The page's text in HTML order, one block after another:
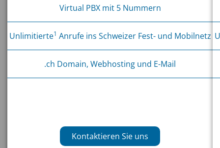
Virtual PBX mit 5 Nummern
Unlimitierte1 Anrufe ins Schweizer Fest- und Mobilnetz
.ch Domain, Webhosting und E-Mail
Kontaktieren Sie uns